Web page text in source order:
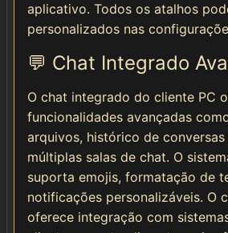
aplicativo. Todos os atalhos
personalizados nas
💬 Chat Integrado
O chat integrado do cliente PC
funcionalidades avançadas
arquivos, histórico de
múltiplas salas de chat. O
suporta emojis, formatação de
notificações personalizáveis. O
oferece integração com